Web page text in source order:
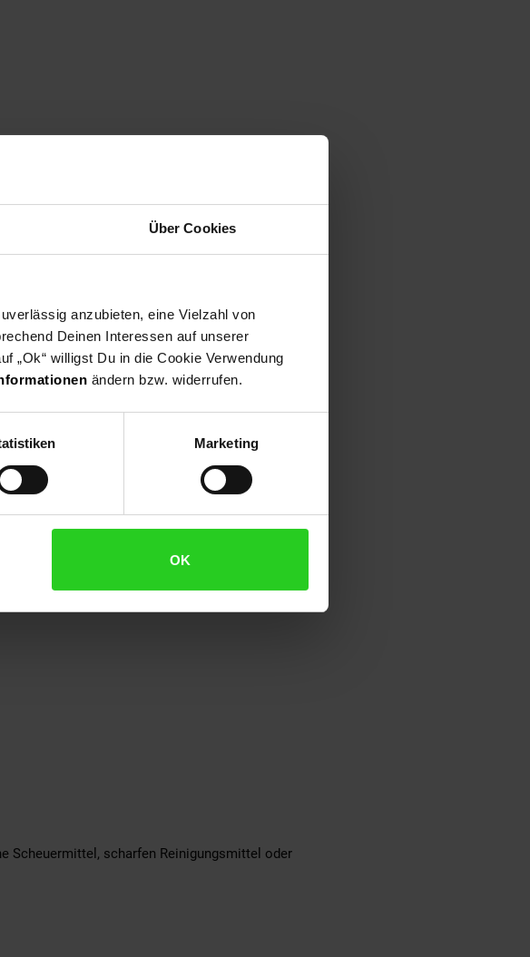
Über Cookies
anzubieten, eine Vielzahl von
Deinen Interessen auf unserer
„Ok“ willigst Du in die Cookie Verwendung
ändern bzw. widerrufen.
Marketing
OK
um ein Produkt der Natur handelt
Scheuermittel, scharfen Reinigungsmittel oder